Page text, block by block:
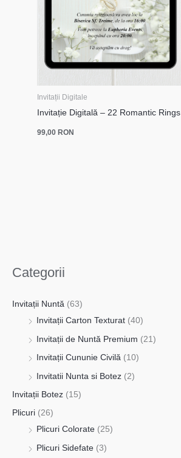
Categorii
Invitații Nuntă (63)
Invitații Carton Texturat (40)
Invitații de Nuntă Premium (21)
Invitații Cununie Civilă (10)
Invitatii Nunta si Botez (2)
Invitații Botez (15)
Plicuri (26)
Plicuri Colorate (25)
Plicuri Sidefate (3)
Invitații Digitale
Invitație Digitală – 22 Romantic Rings
99,00RON